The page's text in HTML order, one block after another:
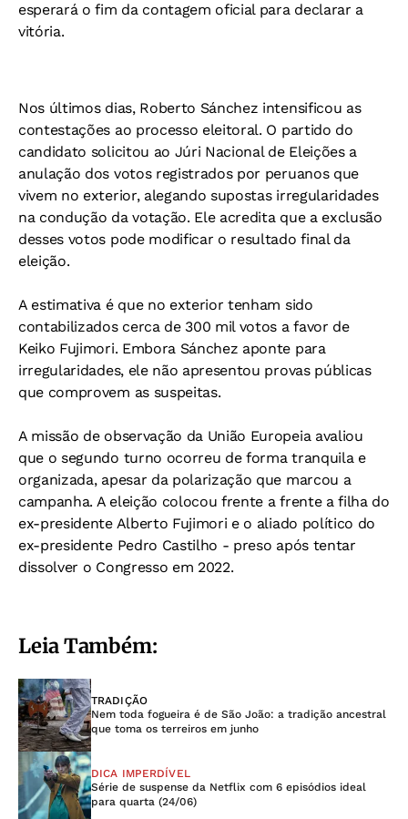
esperará o fim da contagem oficial para declarar a
vitória.
Nos últimos dias, Roberto Sánchez intensificou as
contestações ao processo eleitoral. O partido do
candidato solicitou ao Júri Nacional de Eleições a
anulação dos votos registrados por peruanos que
vivem no exterior, alegando supostas irregularidades
na condução da votação. Ele acredita que a exclusão
desses votos pode modificar o resultado final da
eleição.
A estimativa é que no exterior tenham sido
contabilizados cerca de 300 mil votos a favor de
Keiko Fujimori. Embora Sánchez aponte para
irregularidades, ele não apresentou provas públicas
que comprovem as suspeitas.
A missão de observação da União Europeia avaliou
que o segundo turno ocorreu de forma tranquila e
organizada, apesar da polarização que marcou a
campanha. A eleição colocou frente a frente a filha do
ex-presidente Alberto Fujimori e o aliado político do
ex-presidente Pedro Castilho - preso após tentar
dissolver o Congresso em 2022.
Leia Também:
TRADIÇÃO
Nem toda fogueira é de São João: a tradição ancestral
que toma os terreiros em junho
DICA IMPERDÍVEL
Série de suspense da Netflix com 6 episódios ideal
para quarta (24/06)